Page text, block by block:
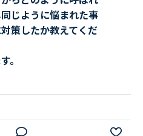
じように悩まれた事
策したか教えてくだ
。